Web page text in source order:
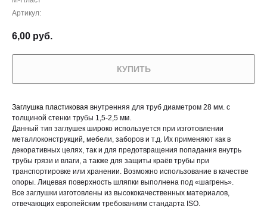
Артикул:
6,00 руб.
КУПИТЬ
Заглушка пластиковая внутренняя для труб диаметром 28 мм. с
толщиной стенки трубы 1,5-2,5 мм.
Данный тип заглушек широко используется при изготовлении
металлоконструкций, мебели, заборов и т.д. Их применяют как в
декоративных целях, так и для предотвращения попадания внутрь
трубы грязи и влаги, а также для защиты краёв трубы при
транспортировке или хранении. Возможно использование в качестве
опоры. Лицевая поверхность шляпки выполнена под «шагрень».
Все заглушки изготовлены из высококачественных материалов,
отвечающих европейским требованиям стандарта ISO.